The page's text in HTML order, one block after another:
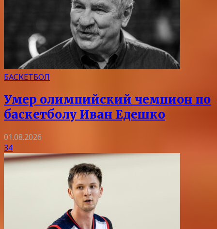
БАСКЕТБОЛ
Умер олимпийский чемпион по
баскетболу Иван Едешко
01.08.2026
34